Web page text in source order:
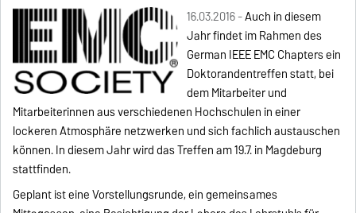
16.03.2016 -Auch in diesem
Jahr findet im Rahmen des
German IEEE EMC Chapters ein
Doktorandentreffenstatt, bei
dem Mitarbeiter und
Mitarbeiterinnen aus verschiedenen Hochschulen in einer
lockeren Atmosphäre netzwerken und sich fachlich austauschen
können. In diesem Jahr wird das Treffen am 19.7. in Magdeburg
stattfinden.
Geplant ist eine Vorstellungsrunde, ein gemeinsames